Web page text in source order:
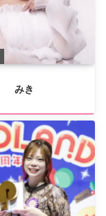
みき